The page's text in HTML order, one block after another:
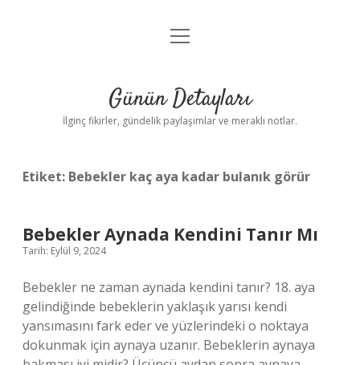
Gizlilik Politikası
Yasal Uyarı
menüyü
Günün Detayları
İlginç fikirler, gündelik paylaşımlar ve meraklı notlar.
Etiket: Bebekler kaç aya kadar bulanık görür
Bebekler Aynada Kendini Tanır Mı
Tarih: Eylül 9, 2024
Bebekler ne zaman aynada kendini tanır? 18. aya
gelindiğinde bebeklerin yaklaşık yarısı kendi
yansımasını fark eder ve yüzlerindeki o noktaya
dokunmak için aynaya uzanır. Bebeklerin aynaya